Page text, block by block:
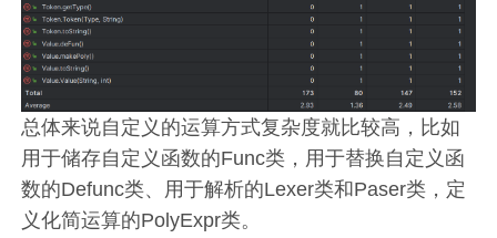
总体来说自定义的运算方式复杂度就比较高，比如
用于储存自定义函数的Func类，用于替换自定义函
数的Defunc类、用于解析的Lexer类和Paser类，定
义化简运算的PolyExpr类。